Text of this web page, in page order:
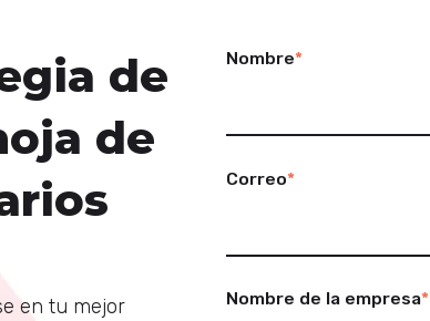
de
de
en tu mejor
Nombre*
Correo*
Nombre de la empresa*